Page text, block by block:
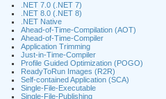
.NET 7.0 (.NET 7)
.NET 8.0 (.NET 8)
.NET Native
Ahead-of-Time-Compilation (AOT)
Ahead-of-Time-Compiler
Application Trimming
Just-in-Time-Compiler
Profile Guided Optimization (POGO)
ReadyToRun Images (R2R)
Self-contained Application (SCA)
Single-File-Executable
Single-File-Publishing